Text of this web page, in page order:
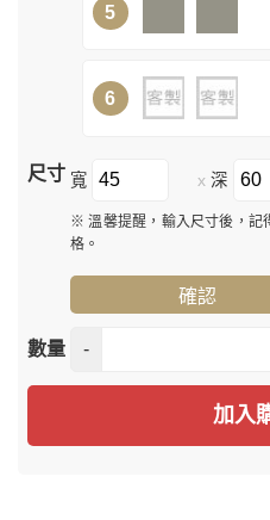
5
6
尺寸 寬 x 深
※ 溫馨提醒，輸入尺寸後，記
格。
確認
數量 -
加入